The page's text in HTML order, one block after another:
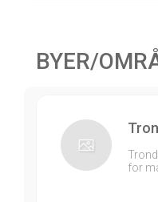
BYER/
for